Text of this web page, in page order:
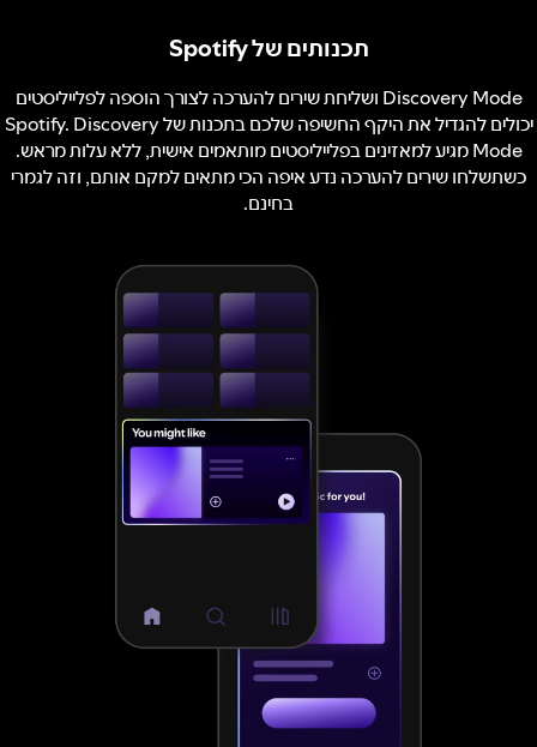
תכנותים של Spotify
Discovery Mode ושליחת שירים להערכה לצורך הוספה לפלייליסטים
יכולים להגדיל את היקף החשיפה שלכם בתכנות של Spotify. Discovery
Mode מגיע למאזינים בפלייליסטים מותאמים אישית, ללא עלות מראש.
כשתשלחו שירים להערכה נדע איפה הכי מתאים למקם אותם, וזה לגמרי
בחינם.